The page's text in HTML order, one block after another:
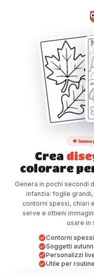
🍁
Crea
colorare
Genera in pochi secondi
infanzia: foglie
contorni spessi, chiari
serve e ottieni
usare in
Contorni
Soggetti
Personalizzi
Utile per